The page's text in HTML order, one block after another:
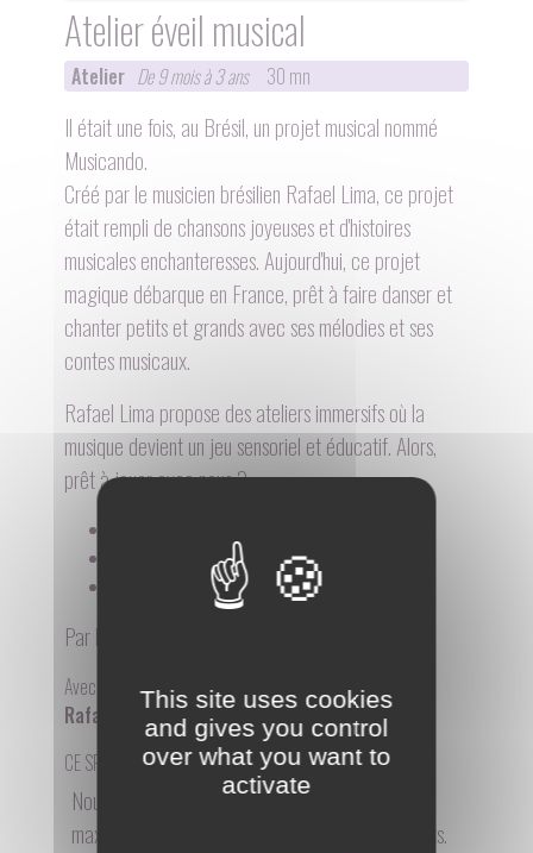
Atelier éveil musical
Atelier De 9 mois à 3 ans 30 mn
Il était une fois, au Brésil, un projet musical nommé
Musicando.
Créé par le musicien brésilien Rafael Lima, ce projet
était rempli de chansons joyeuses et d'histoires
musicales enchanteresses. Aujourd'hui, ce projet
magique débarque en France, prêt à faire danser et
chanter petits et grands avec ses mélodies et ses
contes musicaux.
Rafael Lima propose des ateliers immersifs où la
musique devient un jeu sensoriel et éducatif. Alors,
prêt à jouer avec nous ?
Adultes parent (tarif réduit) : 5€
Assistantes maternelles : Gratuit
Par la compagnie
Avec :
Rafael Lima
CE SPECTACLE N'EST PAS PROGRAMMÉ ACTUELLEMENT
Nous accueillons des groupes de 12 personnes
maximum dans cette espace dédié aux tout-petits.
This site uses cookies
and gives you control
over what you want to
activate